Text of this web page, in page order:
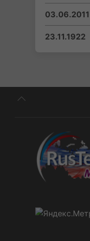
03.06.2011
23.11.1922